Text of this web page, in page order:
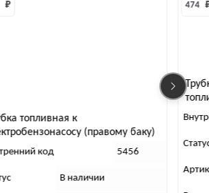
топливная к
(правому баку)
код 5456
В наличии
Трубка
топлива
₽
Статус
Артикул